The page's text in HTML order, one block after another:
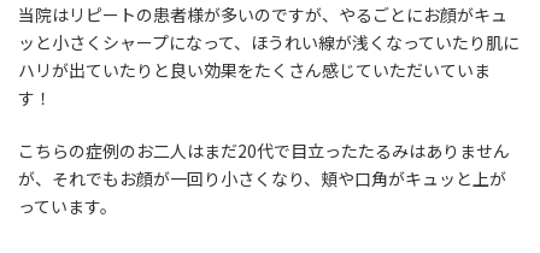
当院はリピートの患者様が多いのですが、やるごとにお顔がキュ
ッと小さくシャープになって、 ほうれい線が浅く なっていたり 肌に
ハリが出ていたり と良い効果をたくさん感じていただいていま
す！
こちらの症例のお二人はまだ20代で目立ったたるみはありません
が、それでもお顔が一回り小さくなり、頬や口角がキュッと上が
っています。